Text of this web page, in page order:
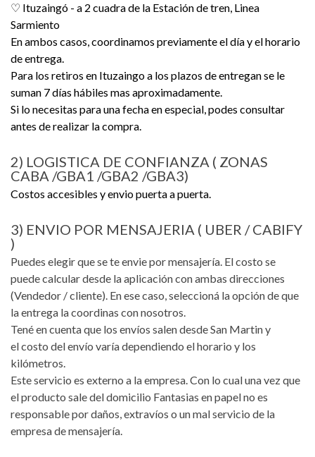
♡ Ituzaingó - a 2 cuadra de la Estación de tren, Linea
Sarmiento
En ambos casos, coordinamos previamente el día y el horario
de entrega.
Para los retiros en Ituzaingo a los plazos de entregan se le
suman 7 días hábiles mas aproximadamente.
Si lo necesitas para una fecha en especial, podes consultar
antes de realizar la compra.
2) LOGISTICA DE CONFIANZA ( ZONAS
CABA /GBA1 /GBA2 /GBA3)
Costos accesibles y envio puerta a puerta.
3) ENVIO POR MENSAJERIA ( UBER / CABIFY
)
Puedes elegir que se te envie por mensajería. El costo se
puede calcular desde la aplicación con ambas direcciones
(Vendedor / cliente). En ese caso, seleccioná la opción de que
la entrega la coordinas con nosotros.
Tené en cuenta que los envíos salen desde San Martin y
el costo del envío varía dependiendo el horario y los
kilómetros.
Este servicio es externo a la empresa. Con lo cual una vez que
el producto sale del domicilio Fantasias en papel no es
responsable por daños, extravíos o un mal servicio de la
empresa de mensajería.